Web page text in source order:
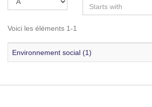
Voici les éléments 1-1
Environnement social (1)